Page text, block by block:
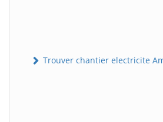
Trouver chantier electricite